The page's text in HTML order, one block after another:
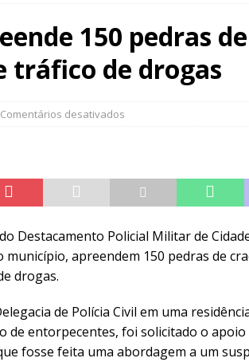
150 pedras de
tráfico de drogas
Comentários desativados
Destacamento Policial Militar de
município, apreendem 150 pedras de
drogas.
de Polícia Civil em uma
de entorpecentes, foi solicitado o apoio
fosse feita uma abordagem a um